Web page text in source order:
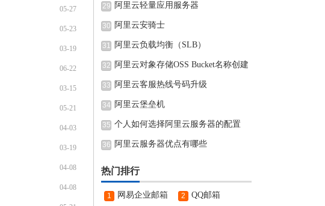
05-27
05-23
03-19
06-22
03-15
05-21
04-03
03-19
04-08
04-08
29 阿里云轻量应用服务器
30 阿里云安骑士
31 阿里云负载均衡（SLB）
32
阿里云对象存储OSS Bucket名称创建
完可
33 阿里云客服热线号码升级
34 阿里云堡垒机
35 个人如何选择阿里云服务器的配置
36 阿里云服务器优点有哪些
热门排行
1 网易企业邮箱 2 QQ邮箱